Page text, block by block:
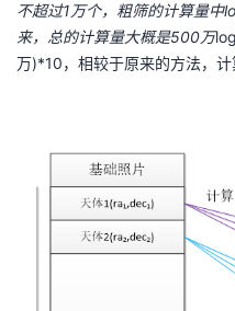
不超过1万个，粗筛的计算量
来，总的计算量大概是500万
万)*10，相较于原来的方法，计